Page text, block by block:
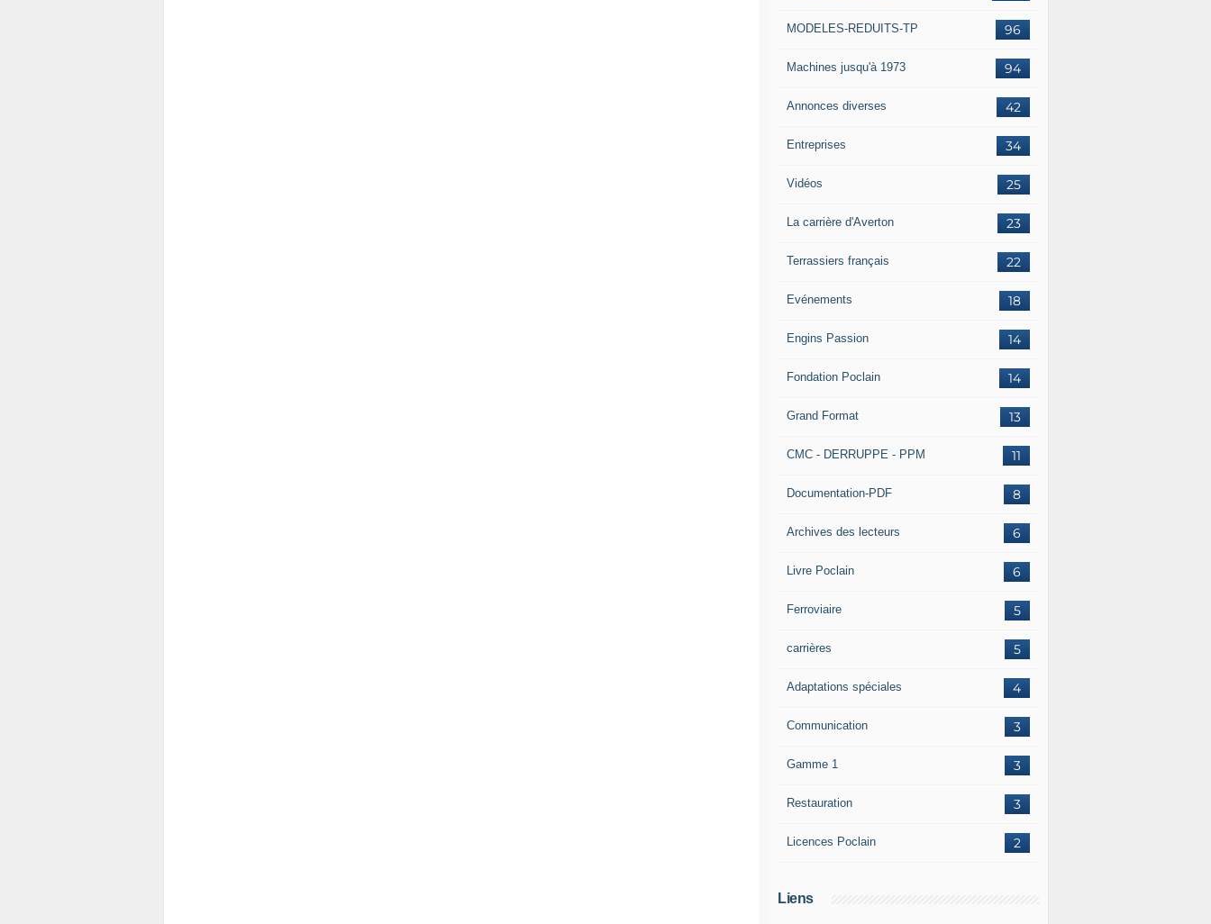
96
MODELES-REDUITS-TP
94
Machines jusqu'à 1973
42
Annonces diverses
34
Entreprises
25
Vidéos
23
La carrière d'Averton
22
Terrassiers français
18
Evénements
14
Engins Passion
14
Fondation Poclain
13
Grand Format
11
CMC - DERRUPPE - PPM
8
Documentation-PDF
6
Archives des lecteurs
6
Livre Poclain
5
Ferroviaire
5
carrières
4
Adaptations spéciales
3
Communication
3
Gamme 1
3
Restauration
2
Licences Poclain
Liens